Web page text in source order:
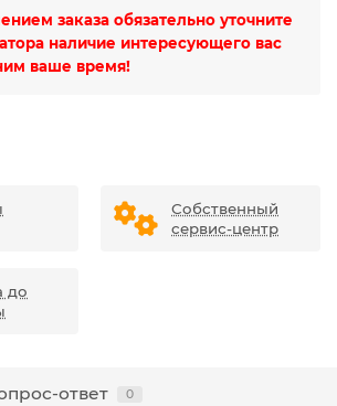
заказа обязательно уточните
наличие интересующего вас
ваше время!
Собственный
сервис-центр
до
ответ 0